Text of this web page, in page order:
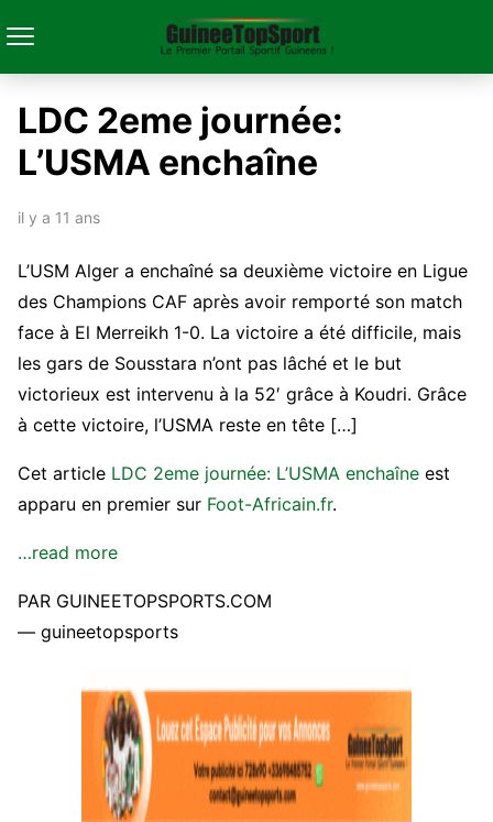
LDC 2eme journée:
L’USMA enchaîne
il y a 11 ans
L’USM Alger a enchaîné sa deuxième victoire en Ligue
des Champions CAF après avoir remporté son match
face à El Merreikh 1-0. La victoire a été difficile, mais
les gars de Sousstara n’ont pas lâché et le but
victorieux est intervenu à la 52′ grâce à Koudri. Grâce
à cette victoire, l’USMA reste en tête […]
Cet article LDC 2eme journée: L’USMA enchaîne est
apparu en premier sur Foot-Africain.fr.
…read more
PAR GUINEETOPSPORTS.COM
— guineetopsports